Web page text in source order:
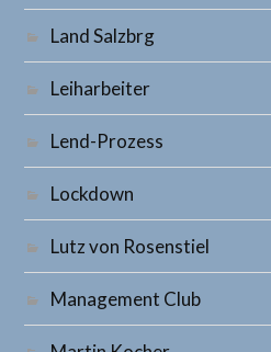
Land Salzbrg
Leiharbeiter
Lend-Prozess
Lockdown
Lutz von Rosenstiel
Management Club